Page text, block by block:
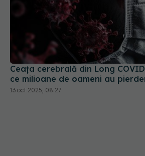
Ceața cerebrală din Long
ce milioane de oameni au
13 oct 2025, 08:27